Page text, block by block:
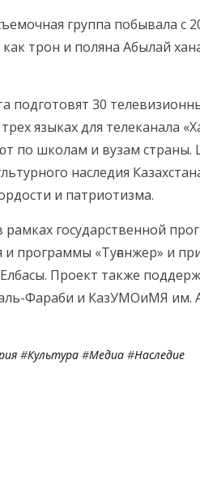
группа побывала с
трон и поляна Абылай
подготовят 30
языках для телеканала
по школам и вузам страны.
наследия
и патриотизма.
рамках государственной
и программы «Туғанжер» и
Проект также
Фараби и КазУМОиМЯ им.
#Культура #Медиа #Наследие